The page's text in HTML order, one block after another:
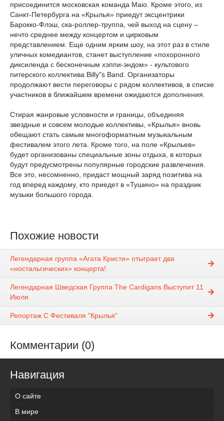
присоединится московская команда Maio. Кроме этого, из
Санкт-Петербурга на «Крылья» приедут эксцентрики
Барокко-Флэш, ска-роллер-труппа, чей выход на сцену –
нечто среднее между концертом и цирковым
представлением. Еще одним ярким шоу, на этот раз в стиле
уличных комедиантов, станет выступление «похоронного
диксиленда с бесконечным хэппи-эндом» - культового
питерского коллектива Billy"s Band. Организаторы
продолжают вести переговоры с рядом коллективов, в списке
участников в ближайшем времени ожидаются дополнения.
Стирая жанровые условности и границы, объединяя
звездные и совсем молодые коллективы, «Крылья» вновь
обещают стать самым многоформатным музыкальным
фестивалем этого лета. Кроме того, на поле «Крыльев»
будет организованы специальные зоны отдыха, в которых
будут предусмотрены популярные городские развлечения.
Все это, несомненно, придаст мощный заряд позитива на
год вперед каждому, кто приедет в «Тушино» на праздник
музыки большого города.
Похожие новости
Легендарная группа «Агата Кристи» отыграет два
«ностальгических» концерта!
Легендарная Шведская Группа The Cardigans Выступит 11
Июля
Репортаж С Фестиваля "Крылья"
Комментарии (0)
Навигация
О сайте
В мире